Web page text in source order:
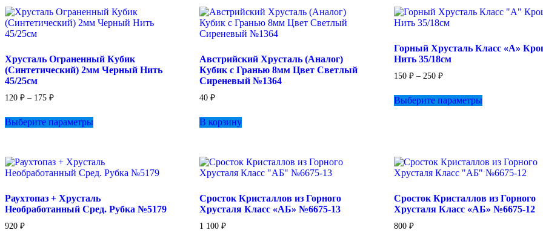
Хрусталь Ограненный Кубик
(Синтетический) 2мм Черный Нить
45/25см
120 ₽ – 175 ₽Диапазон
120 ₽
–
Выберите параметры
Опции
можно
на
странице
Австрийский Хрусталь (Аналог)
Кубик с Гранью 8мм Цвет Светлый
Сиреневый №1364
40₽
В корзину
Горный Хрусталь Класс «А»
Нить 35/18см
150₽ – 250₽Диапазон
150 ₽
–
Выберите параметры
выбрать
на
товара.
Раухтопаз + Хрусталь
Необработанный Сред. Рубка №5179
920 ₽
Сросток Кристаллов из Горного
Хрусталя Класс «АБ» №6675-13
1 100₽
Сросток Кристаллов из Горного
Хрусталя Класс «АБ» №6675-12
800₽